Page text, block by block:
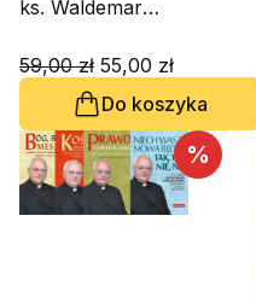
ks. Waldemar
59,00 zł 55,00 zł
Do koszyka
%